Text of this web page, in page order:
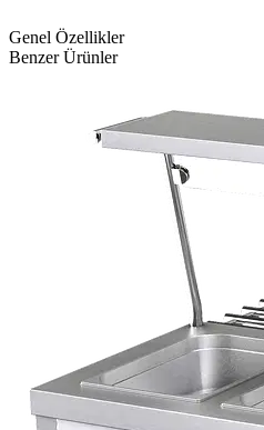
Genel Özellikler
Benzer Ürünler